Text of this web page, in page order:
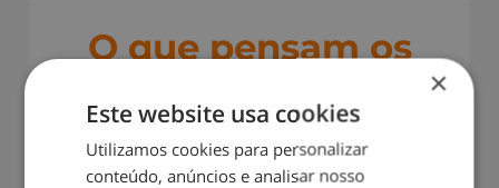
O que pensam os
Todas as avaliações dos
nossos clientes são verificadas
×
Este website usa cookies
Utilizamos cookies para personalizar
conteúdo, anúncios e analisar nosso